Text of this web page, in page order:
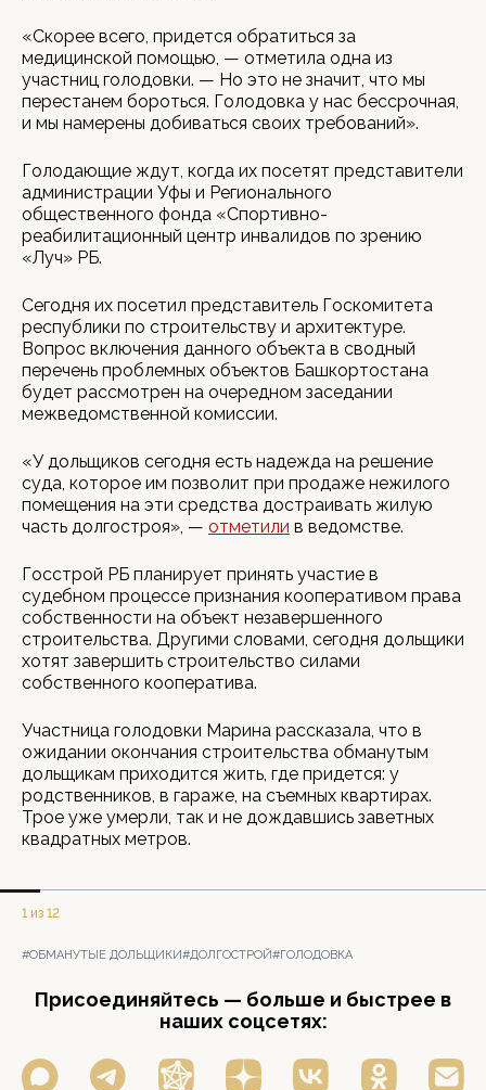
«Скорее всего, придется обратиться за
медицинской помощью, — отметила одна из
участниц голодовки. — Но это не значит, что мы
перестанем бороться. Голодовка у нас бессрочная,
и мы намерены добиваться своих требований».
Голодающие ждут, когда их посетят представители
администрации Уфы и Регионального
общественного фонда «Спортивно-
реабилитационный центр инвалидов по зрению
«Луч» РБ.
Сегодня их посетил представитель Госкомитета
республики по строительству и архитектуре.
Вопрос включения данного объекта в сводный
перечень проблемных объектов Башкортостана
будет рассмотрен на очередном заседании
межведомственной комиссии.
«У дольщиков сегодня есть надежда на решение
суда, которое им позволит при продаже нежилого
помещения на эти средства достраивать жилую
часть долгостроя», — отметили в ведомстве.
Госстрой РБ планирует принять участие в
судебном процессе признания кооперативом права
собственности на объект незавершенного
строительства. Другими словами, сегодня дольщики
хотят завершить строительство силами
собственного кооператива.
Участница голодовки Марина рассказала, что в
ожидании окончания строительства обманутым
дольщикам приходится жить, где придется: у
родственников, в гараже, на съемных квартирах.
Трое уже умерли, так и не дождавшись заветных
квадратных метров.
1 из 12
#ОБМАНУТЫЕ ДОЛЬЩИКИ#ДОЛГОСТРОЙ#ГОЛОДОВКА
Присоединяйтесь — больше и быстрее в
наших соцсетях: